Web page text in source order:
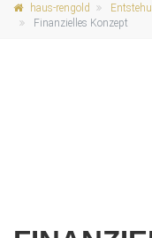
haus-rengold
Finanzielles Konzept